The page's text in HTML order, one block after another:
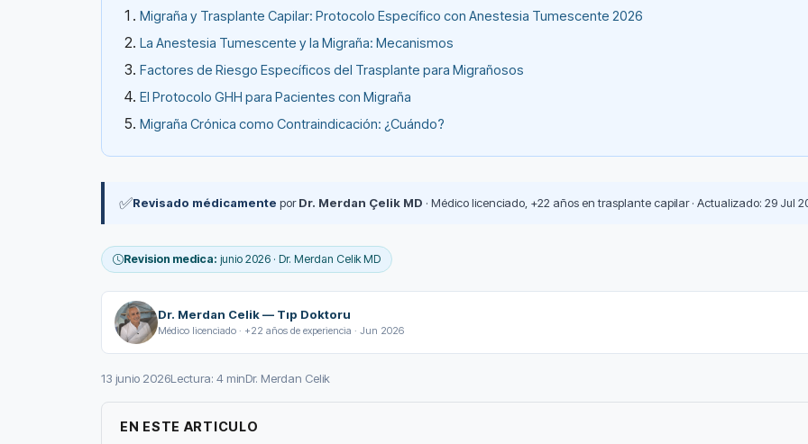
Migraña y Trasplante Capilar: Protocolo Específico con Anestesia Tumescente 2026
La Anestesia Tumescente y la Migraña: Mecanismos
Factores de Riesgo Específicos del Trasplante para Migrañosos
El Protocolo GHH para Pacientes con Migraña
Migraña Crónica como Contraindicación: ¿Cuándo?
✅Revisado médicamente porDr. Merdan Çelik MD · Médico licenciado, +22 años en trasplante capilar · Actualizado: 29 Jul
Revision medica: junio 2026 · Dr. Merdan Celik MD
Dr. Merdan Celik — Tıp Doktoru
Médico licenciado · +22 años de experiencia · Jun 2026
13 junio 2026Lectura: 4 minDr. Merdan Celik
EN ESTE ARTICULO